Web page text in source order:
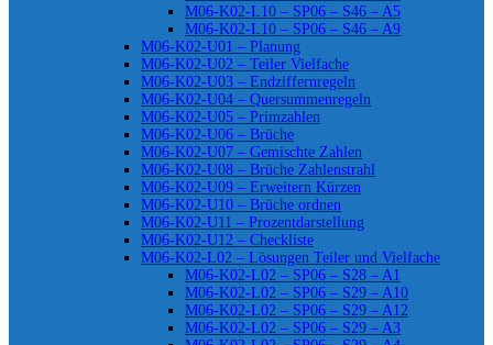
M06-K02-L10 – SP06 – S46 – A5
M06-K02-L10 – SP06 – S46 – A9
M06-K02-U01 – Planung
M06-K02-U02 – Teiler Vielfache
M06-K02-U03 – Endziffernregeln
M06-K02-U04 – Quersummenregeln
M06-K02-U05 – Primzahlen
M06-K02-U06 – Brüche
M06-K02-U07 – Gemischte Zahlen
M06-K02-U08 – Brüche Zahlenstrahl
M06-K02-U09 – Erweitern Kürzen
M06-K02-U10 – Brüche ordnen
M06-K02-U11 – Prozentdarstellung
M06-K02-U12 – Checkliste
M06-K02-L02 – Lösungen Teiler und Vielfache
M06-K02-L02 – SP06 – S28 – A1
M06-K02-L02 – SP06 – S29 – A10
M06-K02-L02 – SP06 – S29 – A12
M06-K02-L02 – SP06 – S29 – A3